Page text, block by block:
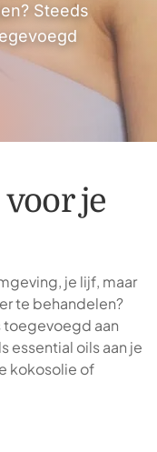
Steeds
je
je lijf, maar
te behandelen?
toegevoegd aan
essential oils aan je
kokosolie of